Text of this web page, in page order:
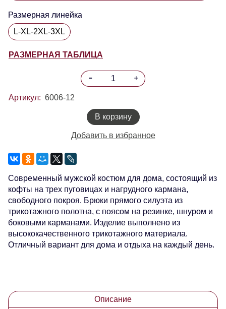
Размерная линейка
L-XL-2XL-3XL
РАЗМЕРНАЯ ТАБЛИЦА
Артикул: 6006-12
В корзину
Добавить в избранное
Современный мужской костюм для дома, состоящий из
кофты на трех пуговицах и нагрудного кармана,
свободного покроя. Брюки прямого силуэта из
трикотажного полотна, с поясом на резинке, шнуром и
боковыми карманами. Изделие выполнено из
высококачественного трикотажного материала.
Отличный вариант для дома и отдыха на каждый день.
Описание